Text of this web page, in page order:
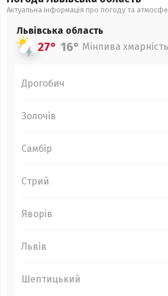
Актуальна інформація про погоду та
Львівська область
27° 16° Мінлива
Дрогобич
Золочів
Самбір
Стрий
Яворів
Львів
Шептицький